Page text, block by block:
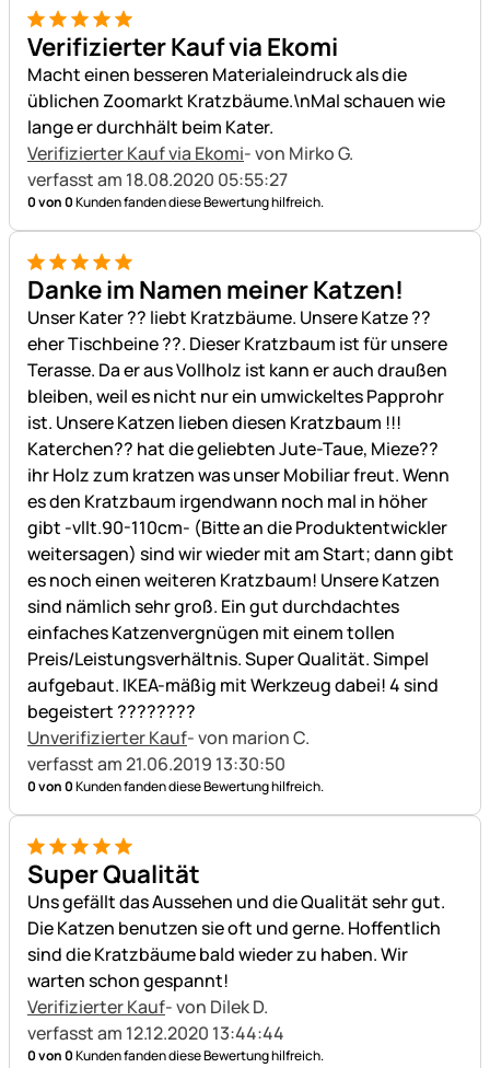
5 von 5
Verifizierter Kauf via Ekomi
Macht einen besseren Materialeindruck als die
üblichen Zoomarkt Kratzbäume.\nMal schauen wie
lange er durchhält beim Kater.
Verifizierter Kauf via Ekomi- von Mirko G.
verfasst am 18.08.2020 05:55:27
0 von 0Kunden fanden diese Bewertung hilfreich.
5 von 5
Danke im Namen meiner Katzen!
Unser Kater ?? liebt Kratzbäume. Unsere Katze ??
eher Tischbeine ??. Dieser Kratzbaum ist für unsere
Terasse. Da er aus Vollholz ist kann er auch draußen
bleiben, weil es nicht nur ein umwickeltes Papprohr
ist. Unsere Katzen lieben diesen Kratzbaum !!!
Katerchen?? hat die geliebten Jute-Taue, Mieze??
ihr Holz zum kratzen was unser Mobiliar freut. Wenn
es den Kratzbaum irgendwann noch mal in höher
gibt -vllt.90-110cm- (Bitte an die Produktentwickler
weitersagen) sind wir wieder mit am Start; dann gibt
es noch einen weiteren Kratzbaum! Unsere Katzen
sind nämlich sehr groß. Ein gut durchdachtes
einfaches Katzenvergnügen mit einem tollen
Preis/Leistungsverhältnis. Super Qualität. Simpel
aufgebaut. IKEA-mäßig mit Werkzeug dabei! 4 sind
begeistert ????????
Unverifizierter Kauf- von marion C.
verfasst am 21.06.2019 13:30:50
0 von 0Kunden fanden diese Bewertung hilfreich.
5 von 5
Super Qualität
Uns gefällt das Aussehen und die Qualität sehr gut.
Die Katzen benutzen sie oft und gerne. Hoffentlich
sind die Kratzbäume bald wieder zu haben. Wir
warten schon gespannt!
Verifizierter Kauf- von Dilek D.
verfasst am 12.12.2020 13:44:44
0 von 0Kunden fanden diese Bewertung hilfreich.